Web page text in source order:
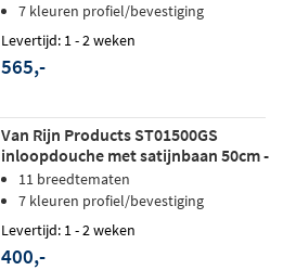
7 kleuren profiel/bevestiging
Levertijd: 1 - 2 weken
565,-
Van Rijn Products ST01500GS
inloopdouche met satijnbaan 50cm -
Geborsteld messing - zonder
stabilisatiestang
11 breedtematen
7 kleuren profiel/bevestiging
Levertijd: 1 - 2 weken
400,-